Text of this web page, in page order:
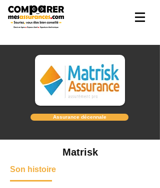
Assurance décennale
Matrisk
Son histoire